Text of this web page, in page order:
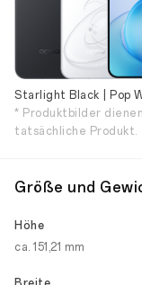
Starlight Black | Pop
* Produktbilder
tatsächliche Produkt.
Größe und
Höhe
ca. 151,21 mm